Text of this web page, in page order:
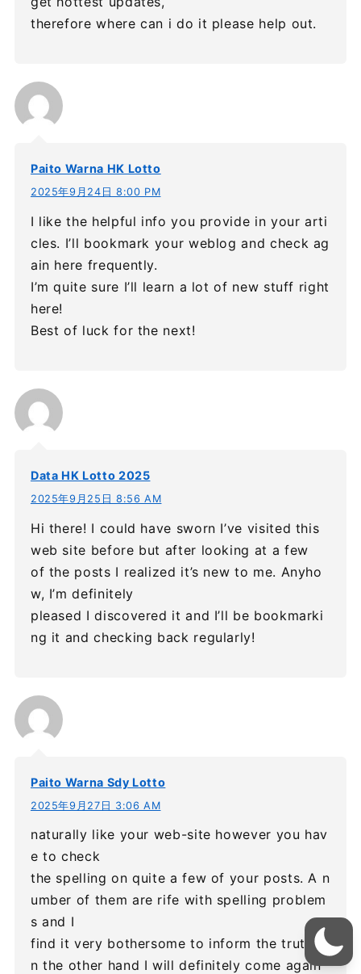
therefore where can i do it please help out.
Paito Warna HK Lotto
2025年9月24日 8:00 PM
I like the helpful info you provide in your arti
cles. I’ll bookmark your weblog and check ag
ain here frequently.
I’m quite sure I’ll learn a lot of new stuff right
here!
Best of luck for the next!
Data HK Lotto 2025
2025年9月25日 8:56 AM
Hi there! I could have sworn I’ve visited this
web site before but after looking at a few
of the posts I realized it’s new to me. Anyho
w, I’m definitely
pleased I discovered it and I’ll be bookmarki
ng it and checking back regularly!
Paito Warna Sdy Lotto
2025年9月27日 3:06 AM
naturally like your web-site however you hav
e to check
the spelling on quite a few of your posts. A n
umber of them are rife with spelling problem
s and I
find it very bothersome to inform the truth o
n the other hand I will definitely come again